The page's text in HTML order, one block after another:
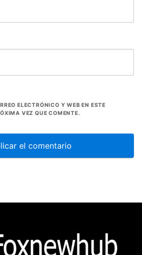
ELECTRÓNICO Y WEB EN ESTE
VEZ QUE COMENTE.